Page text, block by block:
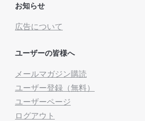
お知らせ
広告について
ユーザーの皆様へ
メールマガジン購読
ユーザー登録（無料）
ユーザーページ
ログアウト